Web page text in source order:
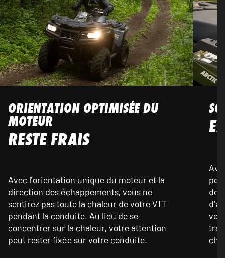
ORIENTATION OPTIMISÉE DU
MOTEUR
RESTE FRAIS
Avec l’orientation unique du moteur et la
direction des échappements, vous ne
sentirez pas toute la chaleur de votre VTT
pendant la conduite. Au lieu de se
concentrer sur la chaleur, votre attention
peut rester fixée sur votre conduite.